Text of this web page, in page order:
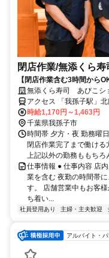
閉店作業​/無添くら
【閉店作業含む3時間からOKの人気シフト
で稼げる】
無添くら寿司 あびこシ
アクセス 「我孫子駅」
時給1,170円～1,463円
千葉県我孫子市
時間帯 夕方・夜 勤務曜
閉店作業完了まで働け
上記以外の勤務ももち
仕事情報 ● 仕事内容 店
業を含む 夜勤の時間帯
す。 店舗営業中もお客
ち着い...
社員登用あり 主婦・主夫歓迎
アルバイト・パ